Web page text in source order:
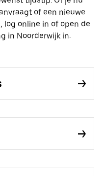
of een nieuwe
log online in of open de
in Noorderwijk in.